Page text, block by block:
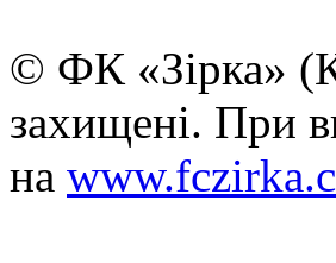
© ФК «Зірка»
захищені. При
на